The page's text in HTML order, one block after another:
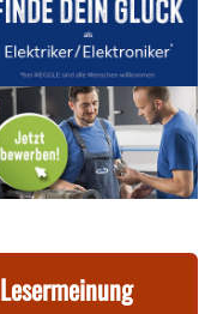
Lesermeinung